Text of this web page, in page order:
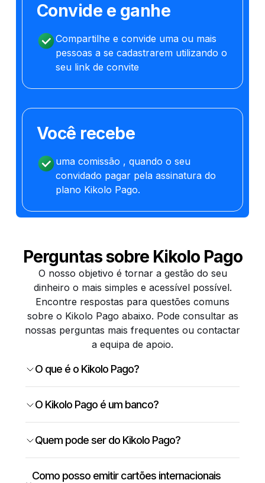
Convide e ganhe
Compartilhe e convide uma ou mais
pessoas a se cadastrarem utilizando o
seu link de convite
Você recebe
uma comissão , quando o seu
convidado pagar pela assinatura do
plano Kikolo Pago.
Perguntas sobre Kikolo Pago
O nosso objetivo é tornar a gestão do seu
dinheiro o mais simples e acessível possível.
Encontre respostas para questões comuns
sobre o Kikolo Pago abaixo. Pode consultar as
nossas perguntas mais frequentes ou contactar
a equipa de apoio.
O que é o Kikolo Pago?
O Kikolo Pago é um banco?
Quem pode ser do Kikolo Pago?
Como posso emitir cartões internacionais